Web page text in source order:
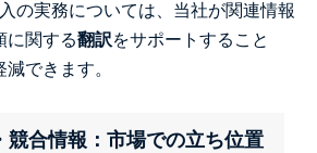
の実務については、当社が関連情報
に関する翻訳をサポートすること
できます。
競合情報：市場での立ち位置